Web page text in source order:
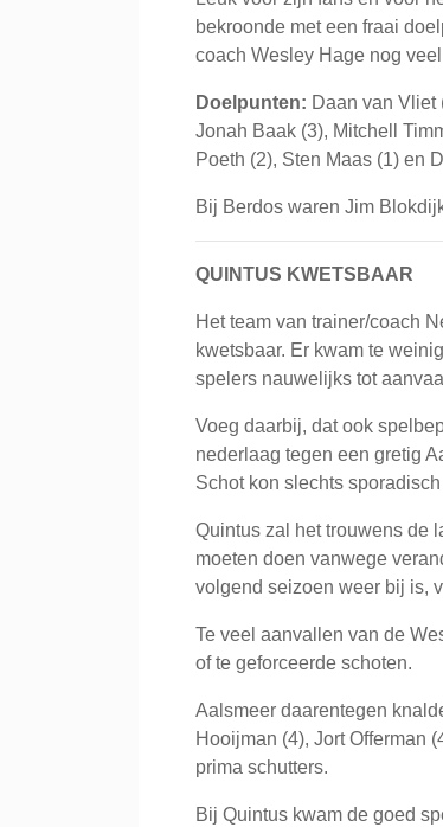
bekroonde met een fraai
coach Wesley Hage nog
Doelpunten: Daan van Vliet
Jonah Baak (3), Mitchell
Poeth (2), Sten Maas (1) en
Bij Berdos waren Jim
QUINTUS KWETSBAAR
Het team van trainer/coach
kwetsbaar. Er kwam te
spelers nauwelijks tot
Voeg daarbij, dat ook
nederlaag tegen een gretig
Schot kon slechts
Quintus zal het trouwens de
moeten doen vanwege
volgend seizoen weer bij is,
Te veel aanvallen van de
of te geforceerde schoten.
Aalsmeer daarentegen
Hooijman (4), Jort Offerman
prima schutters.
Bij Quintus kwam de goed